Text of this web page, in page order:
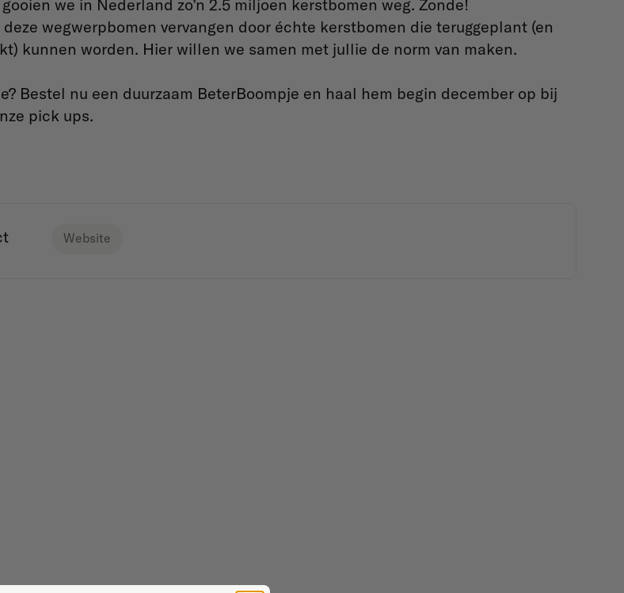
we in Nederland zo’n 2.5 miljoen kerstbomen weg. Zonde!
wegwerpbomen vervangen door échte kerstbomen die teruggeplant (en
kunnen worden. Hier willen we samen met jullie de norm van maken.
Bestel nu een duurzaam BeterBoompje en haal hem begin december op bij
pick ups.
Website